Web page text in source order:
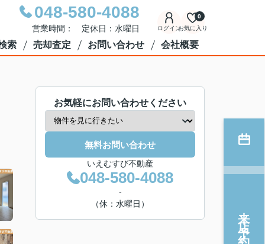
048-580-4088
営業時間： 定休日：水曜日 ログインお気に入り
0
索 売却査定 お問い合わせ 会社概要
お気軽にお問い合わせください
無料お問い合わせ
いえむすび不動産
048-580-4088
-
（休：水曜日）
来店予約